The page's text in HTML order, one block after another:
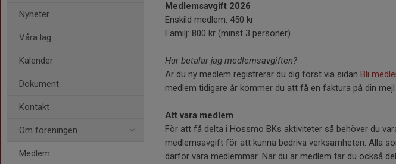
Nyheter
Våra lag
Kalender
Dokument
Kontakt
Om föreningen
Medlem
Medlemsavgift 2026
Enskild medlem: 450 kr
Familj: 800 kr (minst 3 personer)
Hur betalar jag medlemsavgiften?
Är du ny medlem registrerar du dig först via sidan Bli
medlem tidigare år kommer du att få en faktura på din mejl
Att vara medlem
För att få delta i Hossmo BKs aktiviteter så behöver du
medlemsavgift för att kunna bedriva verksamheten. Alla
därför vara medlemmar. När du är medlem tar du också